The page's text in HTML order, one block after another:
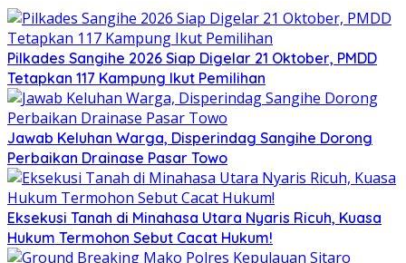
Pilkades Sangihe 2026 Siap Digelar 21 Oktober, PMDD
Tetapkan 117 Kampung Ikut Pemilihan
Jawab Keluhan Warga, Disperindag Sangihe Dorong
Perbaikan Drainase Pasar Towo
Eksekusi Tanah di Minahasa Utara Nyaris Ricuh, Kuasa
Hukum Termohon Sebut Cacat Hukum!